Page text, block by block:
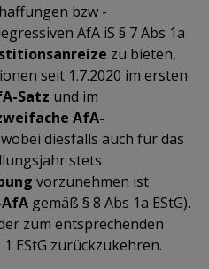
bzw -
AfA iS § 7 Abs 1a
zu bieten,
seit 1.7.2020 im ersten
Satz und im
AfA-
diesfalls auch für das
stets
vorzunehmen ist
gemäß § 8 Abs 1a EStG).
zum entsprechenden
EStG zurückzukehren.